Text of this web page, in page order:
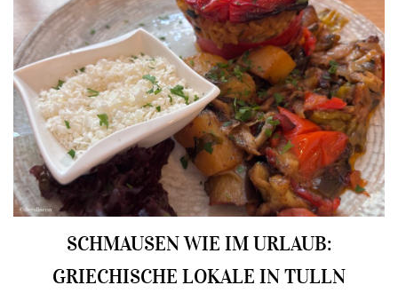
SCHMAUSEN WIE IM URLAUB:
GRIECHISCHE LOKALE IN TULLN